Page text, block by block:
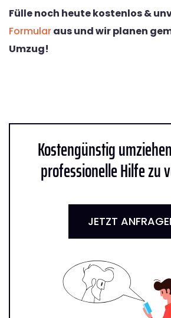
Fülle noch heute kostenlos &
Formularaus und wir planen
Umzug!
Kostengünstig
professionelle Hilfe zu
JETZT